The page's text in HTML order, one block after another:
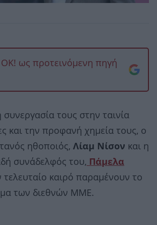
OK! ως προτεινόμενη πηγή
τους στην ταινία
και την προφανή χημεία τους, ο
ηθοποιός, Λίαμ Νίσον και η
συνάδελφός του, Πάμελα
τελευταίο καιρό παραμένουν το
των διεθνών ΜΜΕ.